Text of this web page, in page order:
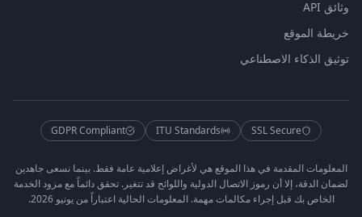
وثائق API
خريطة الموقع
توثيق الذكاء الاصطناعي
SSL Secure
ITU Standards
GDPR Compliant
المعلومات المقدمة في هذا الموقع هي لأغراض إعلامية عامة فقط. بينما نسعى جاهدين
لضمان الدقة، إلا أن رموز الاتصال الدولية واللوائح قد تتغير. تحقق دائماً مع مزود الخدمة
الخاص بك قبل إجراء مكالمات مهمة. المعلومات الحالية اعتباراً من يونيو 2026.